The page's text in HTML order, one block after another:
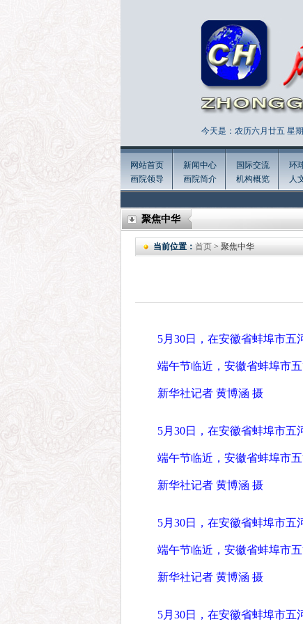
今天是：农历六月廿五 星
网站首页
画院领导
新闻中心
画院简介
国际交流
机构概览
环
人
聚焦中华
当前位置： 首页> 聚焦中华
5月30日，在安徽省蚌埠市五
端午节临近，安徽省蚌埠市
新华社记者 黄博涵 摄
5月30日，在安徽省蚌埠市五
端午节临近，安徽省蚌埠市
新华社记者 黄博涵 摄
5月30日，在安徽省蚌埠市五
端午节临近，安徽省蚌埠市
新华社记者 黄博涵 摄
5月30日，在安徽省蚌埠市五